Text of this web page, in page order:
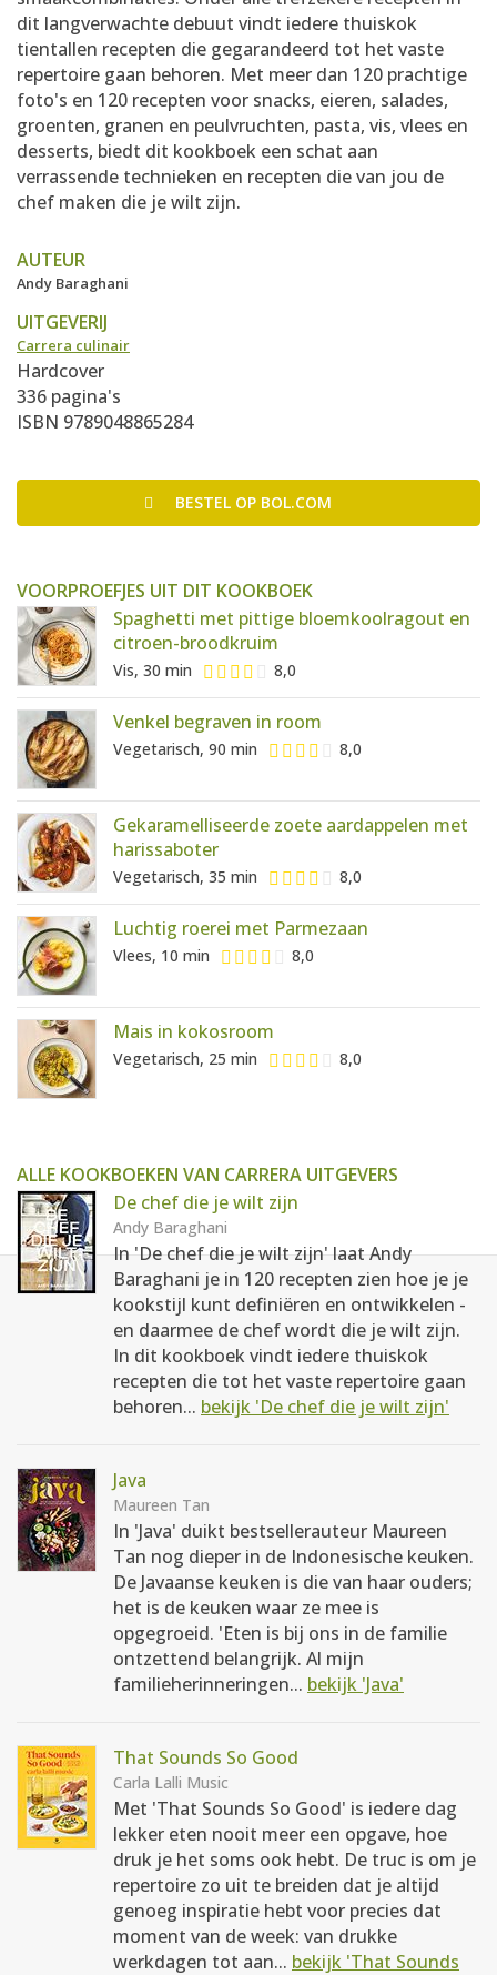
dit langverwachte debuut vindt iedere thuiskok
tientallen recepten die gegarandeerd tot het vaste
repertoire gaan behoren. Met meer dan 120 prachtige
foto's en 120 recepten voor snacks, eieren, salades,
groenten, granen en peulvruchten, pasta, vis, vlees en
desserts, biedt dit kookboek een schat aan
verrassende technieken en recepten die van jou de
chef maken die je wilt zijn.
AUTEUR
Andy Baraghani
UITGEVERIJ
Carrera culinair
Hardcover
336 pagina's
ISBN 9789048865284
BESTEL OP BOL.COM
VOORPROEFJES UIT DIT KOOKBOEK
Spaghetti met pittige bloemkoolragout en
citroen-broodkruim
Vis, 30 min 8,0
Venkel begraven in room
Vegetarisch, 90 min 8,0
Gekaramelliseerde zoete aardappelen met
harissaboter
Vegetarisch, 35 min 8,0
Luchtig roerei met Parmezaan
Vlees, 10 min 8,0
Mais in kokosroom
Vegetarisch, 25 min 8,0
ALLE KOOKBOEKEN VAN CARRERA UITGEVERS
De chef die je wilt zijn
Andy Baraghani
In 'De chef die je wilt zijn' laat Andy
Baraghani je in 120 recepten zien hoe je je
kookstijl kunt definiëren en ontwikkelen -
en daarmee de chef wordt die je wilt zijn.
In dit kookboek vindt iedere thuiskok
recepten die tot het vaste repertoire gaan
behoren... bekijk 'De chef die je wilt zijn'
Java
Maureen Tan
In 'Java' duikt bestsellerauteur Maureen
Tan nog dieper in de Indonesische keuken.
De Javaanse keuken is die van haar ouders;
het is de keuken waar ze mee is
opgegroeid. 'Eten is bij ons in de familie
ontzettend belangrijk. Al mijn
familieherinneringen... bekijk 'Java'
That Sounds So Good
Carla Lalli Music
Met 'That Sounds So Good' is iedere dag
lekker eten nooit meer een opgave, hoe
druk je het soms ook hebt. De truc is om je
repertoire zo uit te breiden dat je altijd
genoeg inspiratie hebt voor precies dat
moment van de week: van drukke
werkdagen tot aan... bekijk 'That Sounds